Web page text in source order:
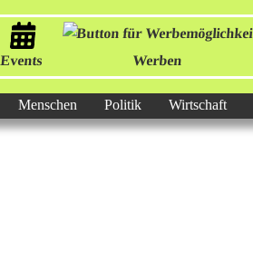
Events Werben
Menschen Politik Wirtschaft